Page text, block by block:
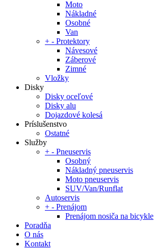
Moto
Nákladné
Osobné
Van
+ - Protektory
Návesové
Záberové
Zimné
Vložky
Disky
Disky oceľové
Disky alu
Dojazdové kolesá
Príslušenstvo
Ostatné
Služby
+ - Pneuservis
Osobný
Nákladný pneuservis
Moto pneuservis
SUV/Van/Runflat
Autoservis
+ - Prenájom
Prenájom nosiča na bicykle
Poradňa
O nás
Kontakt